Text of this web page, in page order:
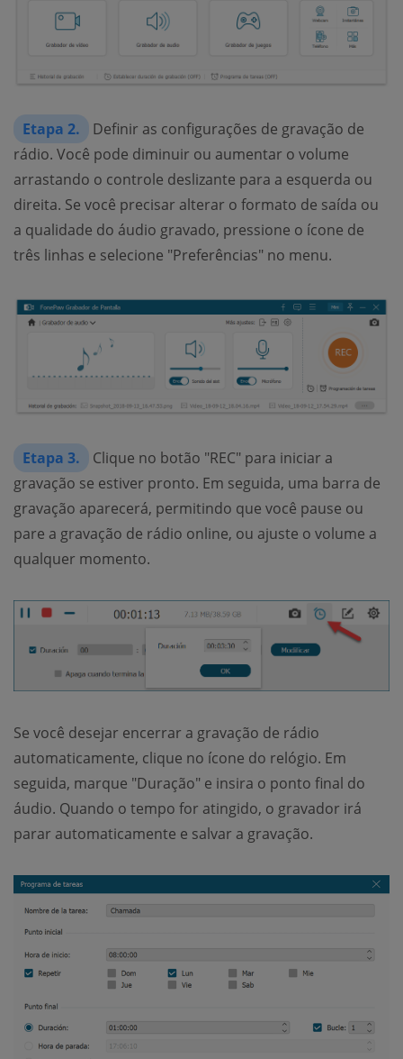
Etapa 2.
Definir as configurações de gravação de
rádio. Você pode diminuir ou aumentar o volume
arrastando o controle deslizante para a esquerda ou
direita. Se você precisar alterar o formato de saída ou
a qualidade do áudio gravado, pressione o ícone de
três linhas e selecione "Preferências" no menu.
Etapa 3.
Clique no botão "REC" para iniciar a
gravação se estiver pronto. Em seguida, uma barra de
gravação aparecerá, permitindo que você pause ou
pare a gravação de rádio online, ou ajuste o volume a
qualquer momento.
Se você desejar encerrar a gravação de rádio
automaticamente, clique no ícone do relógio. Em
seguida, marque "Duração" e insira o ponto final do
áudio. Quando o tempo for atingido, o gravador irá
parar automaticamente e salvar a gravação.